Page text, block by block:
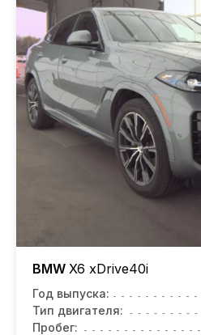
BMW X6 xDrive40i
Год выпуска:
Тип двигателя:
Пробег: